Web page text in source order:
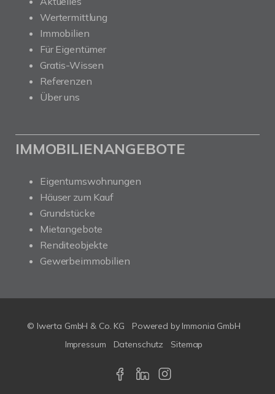
Wertermittlung
Immobilien
Für Eigentümer
Gratis-Wissen
Referenzen
Über uns
IMMOBILIENANGEBOTE
Eigentumswohnungen
Häuser zum Kauf
Grundstücke
Mietangebote
Renditeobjekte
Gewerbeimmobilien
© Iwerta GmbH & Co. KG Powered by Immonia GmbH
Impressum
Datenschutz Sitemap